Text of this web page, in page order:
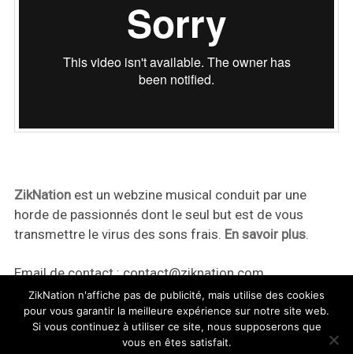
ZikNationest un webzine musical conduit par une
horde de passionnés dont le seul but est de vous
transmettre le virus des sons frais. En savoir plus.
Email de contact :contact@ziknation.com
ZikNation n'affiche pas de publicité, mais utilise des cookies
pour vous garantir la meilleure expérience sur notre site web.
Si vous continuez à utiliser ce site, nous supposerons que
vous en êtes satisfait.